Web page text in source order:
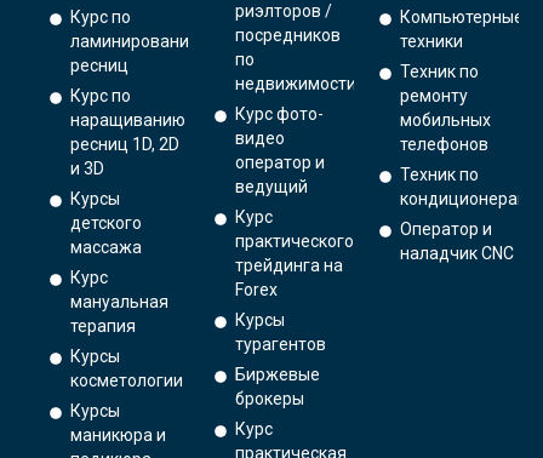
Курс по
ламинированию
ресниц
Курс по
наращиванию
ресниц 1D, 2D
и 3D
Курсы
детского
массажа
Курс
мануальная
терапия
Курсы
косметологии
Курсы
маникюра и
риэлторов /
посредников
по
недвижимости
Курс фото-
видео
оператор и
ведущий
Курс
практического
трейдинга на
Forex
Курсы
турагентов
Биржевые
брокеры
Курс
практическая
Компьютерные
техники
Техник по
ремонту
мобильных
телефонов
Техник по
кондиционерам
Оператор и
наладчик CNC